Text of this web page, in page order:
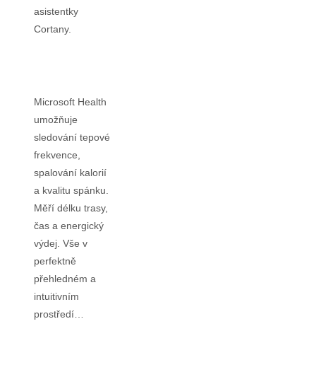
asistentky
Cortany.
Microsoft Health
umožňuje
sledování tepové
frekvence,
spalování kalorií
a kvalitu spánku.
Měří délku trasy,
čas a energický
výdej. Vše v
perfektně
přehledném a
intuitivním
prostředí…